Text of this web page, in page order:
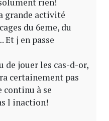
rien!
grande activité
du 6eme, du
Et j en passe
de jouer les cas-d-or,
certainement pas
continu à se
l inaction!